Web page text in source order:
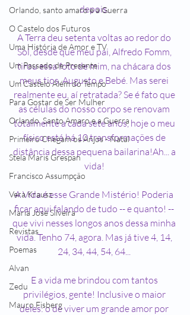
Orlando, santo amaro e a Guerra
O Castelo dos Futuros
Uma História de Amor e TV
Um Passado de Presente
Um Castelo Além do Tempo
Para Gostar de Ser Mulher
Orlando, Santo Amaro e a Guerra
Primeiro Chegam os Anjos - Natal
Stela Maris Grespan
Francisco Assumpção
Vera Krausz
Maria José Silveira
Revistas
Poemas
Alvan
Zedu
Mauro Fisberg
depois.
A Terra deu setenta voltas ao redor do
Sol, desde que meu pai, Alfredo Fomm,
tirou essa foto de mim, na chácara dos
meus tios, Augusto e Bebé. Mas serei
realmente eu, aí retratada? Se é fato que
as células do nosso corpo se renovam
totalmente a cada sete anos, hoje o meu
físico está há 10 transformações de
distância dessa pequena bailarina!Ah... a
vida!
A Vida é esse Grande Mistério! Poderia
ficar aqui falando de tudo -- e quanto! --
que vivi nesses longos anos dessa minha
vida. Tenho 74, agora. Mas já tive 4, 14,
24, 34, 44, 54, 64...
E a vida me brindou com tantos
privilégios, gente! Inclusive o maior
deles: o de viver um grande amor por